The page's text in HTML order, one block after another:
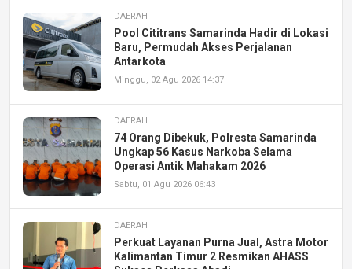
DAERAH
Pool Cititrans Samarinda Hadir di Lokasi
Baru, Permudah Akses Perjalanan
Antarkota
Minggu, 02 Agu 2026 14:37
DAERAH
74 Orang Dibekuk, Polresta Samarinda
Ungkap 56 Kasus Narkoba Selama
Operasi Antik Mahakam 2026
Sabtu, 01 Agu 2026 06:43
DAERAH
Perkuat Layanan Purna Jual, Astra Motor
Kalimantan Timur 2 Resmikan AHASS